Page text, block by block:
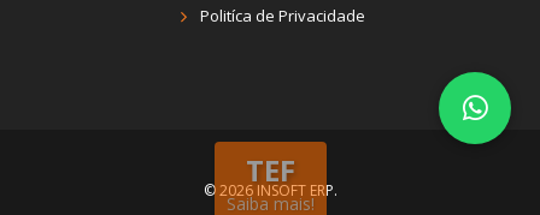
TEF
Saiba mais!
Politíca de Privacidade
© 2026 INSOFT ERP.